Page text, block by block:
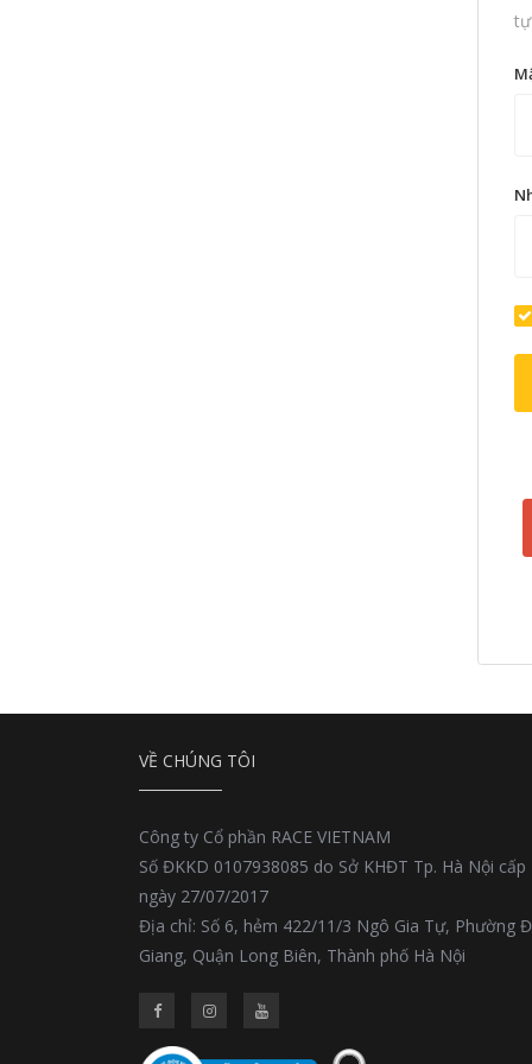
VỀ CHÚNG TÔI
Công ty Cổ phần RACE VIETNAM
Số ĐKKD 0107938085 do Sở KHĐT Tp. Hà Nội cấp
ngày 27/07/2017
Địa chỉ: Số 6, hẻm 422/11/3 Ngô Gia Tự, Phường
Giang, Quận Long Biên, Thành phố Hà Nội